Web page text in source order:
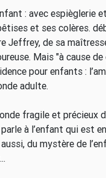
: avec espièglerie
et ses colères.
Jeffrey, de sa
Mais "à cause
pour enfants :
adulte.
fragile et précieux
à l’enfant qui est
du mystère de